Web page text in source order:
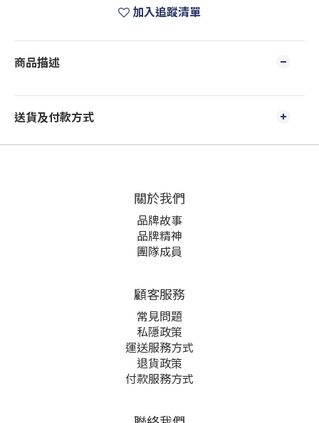
加入追蹤清單
商品描述
送貨及付款方式
關於我們
品牌故事
品牌精神
團隊成員
顧客服務
常見問題
私隱政策
運送服務方式
退貨政策
付款服務方式